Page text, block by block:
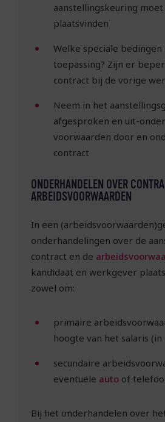
aanstellingskeuring moet
plaatsvinden
Welke speciale bedingen
toepassing? Zijn er
contract bij de vorige
Neem in het
afgesproken en uit-
voorwaarden door en
contract
ONDERHANDELEN OVER
ARBEIDSVOORWAARDEN
In een
onderhandelingen over de
contract en de
kandidaat en werkgever
zowel om:
primaire
hoogte van het salaris (in
secundaire
eventuele auto of
Bij het onderhandelen over